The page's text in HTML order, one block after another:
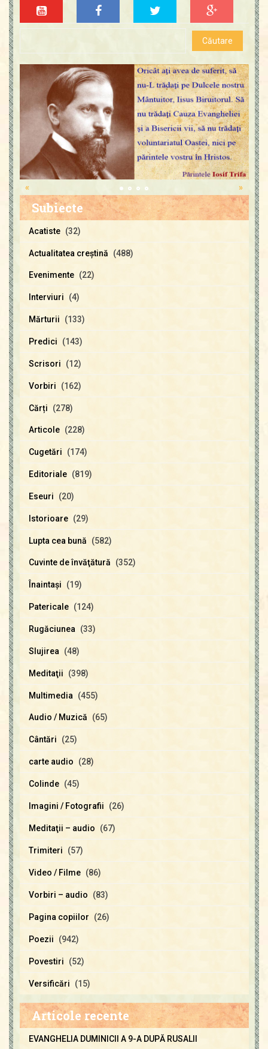
»
«
Subiecte
Acatiste (32)
Actualitatea creştină (488)
Evenimente (22)
Interviuri (4)
Mărturii (133)
Predici (143)
Scrisori (12)
Vorbiri (162)
Cărți (278)
Articole (228)
Cugetări (174)
Editoriale (819)
Eseuri (20)
Istorioare (29)
Lupta cea bună (582)
Cuvinte de învăţătură (352)
Înaintaşi (19)
Patericale (124)
Rugăciunea (33)
Slujirea (48)
Meditaţii (398)
Multimedia (455)
Audio / Muzică (65)
Cântări (25)
carte audio (28)
Colinde (45)
Imagini / Fotografii (26)
Meditaţii – audio (67)
Trimiteri (57)
Video / Filme (86)
Vorbiri – audio (83)
Pagina copiilor (26)
Poezii (942)
Povestiri (52)
Versificări (15)
Articole recente
EVANGHELIA DUMINICII A 9-A DUPĂ RUSALII